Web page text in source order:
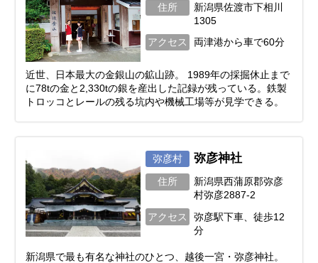
住所
新潟県佐渡市下相川
1305
アクセス
両津港から車で60分
近世、日本最大の金銀山の鉱山跡。 1989年の採掘休止まで
に78tの金と2,330tの銀を産出した記録が残っている。鉄製
トロッコとレールの残る坑内や機械工場等が見学できる。
弥彦村 弥彦神社
住所
新潟県西蒲原郡弥彦
村弥彦2887-2
アクセス
弥彦駅下車、徒歩12
分
新潟県で最も有名な神社のひとつ、越後一宮・弥彦神社。